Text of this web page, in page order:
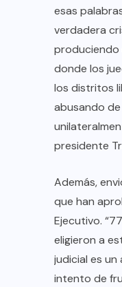
esas
verdadera
produciendo
donde los
los distritos
abusando
presidente
Además,
que han
Ejecutivo.
eligieron a
judicial es
intento de